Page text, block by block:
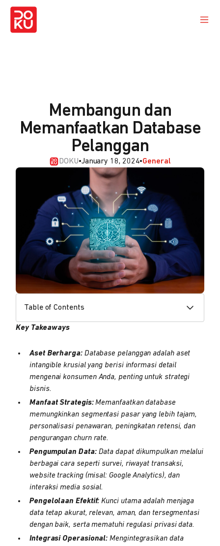
Membangun dan
Memanfaatkan Database
Pelanggan
DOKU•January 18, 2024•General
Table of Contents
Key Takeaways
Aset Berharga:Database pelanggan adalah aset
intangible krusial yang berisi informasi detail
mengenai konsumen Anda, penting untuk strategi
bisnis.
Manfaat Strategis:Memanfaatkan database
memungkinkan segmentasi pasar yang lebih tajam,
personalisasi penawaran, peningkatan retensi, dan
pengurangan churn rate.
Pengumpulan Data:Data dapat dikumpulkan melalui
berbagai cara seperti survei, riwayat transaksi,
website tracking (misal: Google Analytics), dan
interaksi media sosial.
Pengelolaan Efektif: Kunci utama adalah menjaga
data tetap akurat, relevan, aman, dan tersegmentasi
dengan baik, serta mematuhi regulasi privasi data.
Integrasi Operasional: Mengintegrasikan data